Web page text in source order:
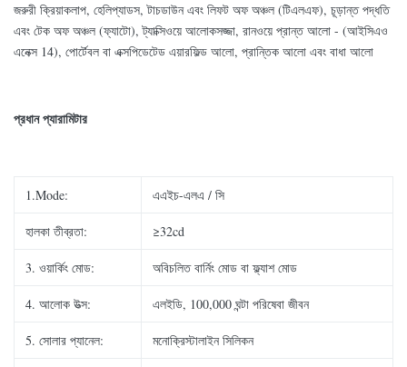
জরুরী ক্রিয়াকলাপ, হেলিপ্যাডস, টাচডাউন এবং লিফট অফ অঞ্চল (টিএলএফ), চূড়ান্ত পদ্ধতি
এবং টেক অফ অঞ্চল (ফ্যাটো), ট্যাক্সিওয়ে আলোকসজ্জা, রানওয়ে প্রান্ত আলো - (আইসিএও
এনেক্স 14), পোর্টেবল বা এক্সপিডেটেড এয়ারফিল্ড আলো, প্রান্তিক আলো এবং বাধা আলো
প্রধান প্যারামিটার
1.Mode: এএইচ-এলএ / সি
হালকা তীব্রতা: ≥32cd
3. ওয়ার্কিং মোড: অবিচলিত বার্নিং মোড বা ফ্ল্যাশ মোড
4. আলোক উত্স: এলইডি, 100,000 ঘন্টা পরিষেবা জীবন
5. সোলার প্যানেল: মনোক্রিস্টালাইন সিলিকন